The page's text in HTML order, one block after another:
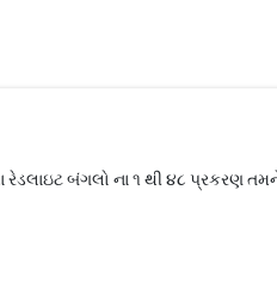
રેડલાઇટ બંગલો ના ૧ થી ૪૮